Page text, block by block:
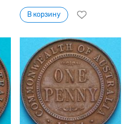
В корзину